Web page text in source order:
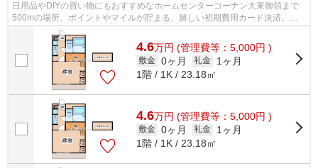
日用品やDIYの買い物にもおすすめなホームセンターコーナン大東御領まで
500mの場所。ポイントやマイルが貯まる、嬉しい初期費用カード決済。片
町線住道周辺での物件をお探しならinfo@k...
4.6万円 (管理費等：5,000円 )
敷金 0ヶ月 礼金
1ヶ月
1階 / 1K / 23.18㎡
4.6万円 (管理費等：5,000円 )
敷金 0ヶ月 礼金
1ヶ月
1階 / 1K / 23.18㎡